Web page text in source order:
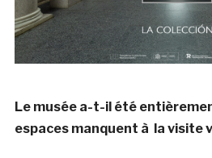
Le musée a-t-il été
espaces manquent à la visite